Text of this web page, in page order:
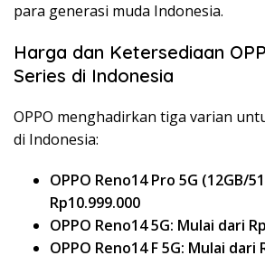
para generasi muda Indonesia.
Harga dan Ketersediaan
Series di Indonesia
OPPO menghadirkan tiga varian
di Indonesia:
OPPO Reno14 Pro 5G (12GB/
Rp10.999.000
OPPO Reno14 5G: Mulai dari
OPPO Reno14 F 5G: Mulai dari